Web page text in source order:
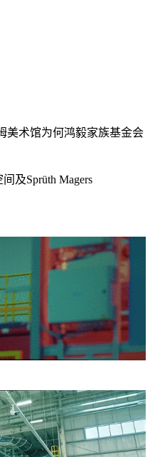
美术馆为何鸿毅家族基金会
及Sprüth Magers